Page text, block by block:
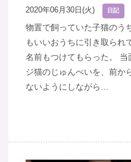
2020年06月30日(火) 日記
物置で飼っていた子猫のう
もいいおうちに引き取られ
名前もつけてもらった。
ジ猫のじゅんぺいを、前か
ないようにしながら…